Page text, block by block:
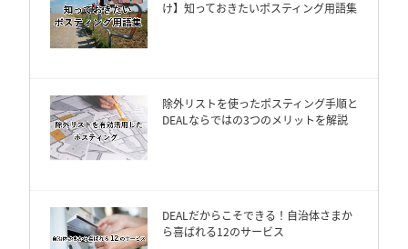
け】知っておきたいポスティング用語集
除外リストを使ったポスティング手順と
DEALならではの3つのメリットを解説
DEALだからこそできる！自治体さまか
ら喜ばれる12のサービス